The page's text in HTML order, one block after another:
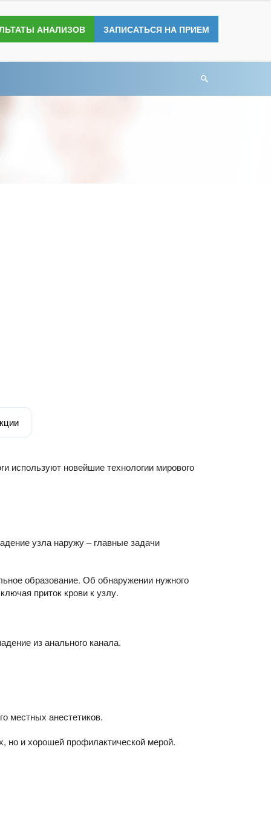
АНАЛИЗОВ ЗАПИСАТЬСЯ НА ПРИЕМ
используют новейшие технологии мирового
узла наружу – главные задачи
образование. Об обнаружении нужного
приток крови к узлу.
из анального канала.
местных анестетиков.
но и хорошей профилактической мерой.